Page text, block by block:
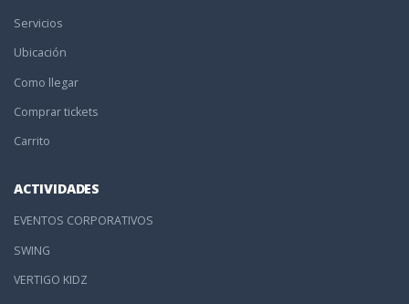
Servicios
Ubicación
Como llegar
Comprar tickets
Carrito
ACTIVIDADES
EVENTOS CORPORATIVOS
SWING
VERTIGO KIDZ